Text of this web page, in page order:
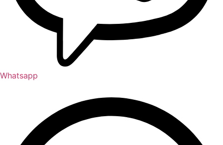
Whatsapp